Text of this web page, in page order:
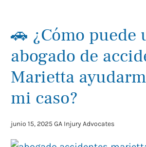
🚗 ¿Cómo puede
abogado de
Marietta
mi caso?
junio 15, 2025 GA Injury Advocates